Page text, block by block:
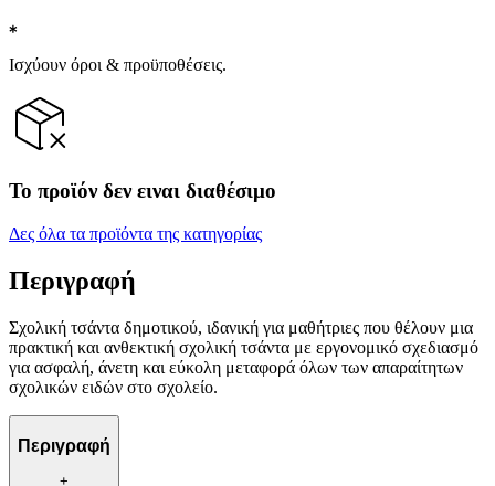
Ισχύουν όροι & προϋποθέσεις.
Το προϊόν δεν ειναι διαθέσιμο
Δες όλα τα προϊόντα της κατηγορίας
Περιγραφή
Σχολική τσάντα δημοτικού, ιδανική για μαθήτριες που θέλουν μια
πρακτική και ανθεκτική σχολική τσάντα με εργονομικό σχεδιασμό
για ασφαλή, άνετη και εύκολη μεταφορά όλων των απαραίτητων
σχολικών ειδών στο σχολείο.
Περιγραφή
+